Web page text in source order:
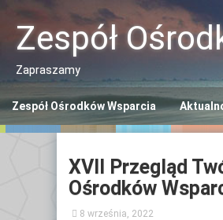
treściZespół
Zapraszamy
Zespół Ośrodków Wsparcia
XVII Przegląd
Ośrodków
8 września, 2022